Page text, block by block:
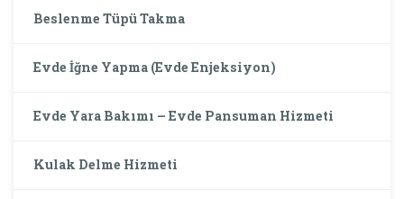
Beslenme Tüpü Takma
Evde İğne Yapma (Evde Enjeksiyon)
Evde Yara Bakımı – Evde Pansuman Hizmeti
Kulak Delme Hizmeti